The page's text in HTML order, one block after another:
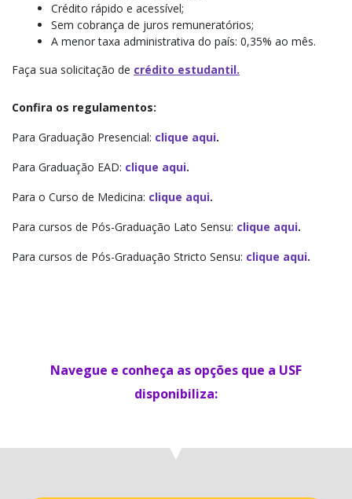
Crédito rápido e acessível;
Sem cobrança de juros remuneratórios;
A menor taxa administrativa do país: 0,35% ao mês.
Faça sua solicitação de crédito estudantil.
Confira os regulamentos:
Para Graduação Presencial: clique aqui.
Para Graduação EAD: clique aqui.
Para o Curso de Medicina: clique aqui.
Para cursos de Pós-Graduação Lato Sensu: clique aqui.
Para cursos de Pós-Graduação Stricto Sensu: clique aqui.
Navegue e conheça as opções que a USF
disponibiliza:
▼